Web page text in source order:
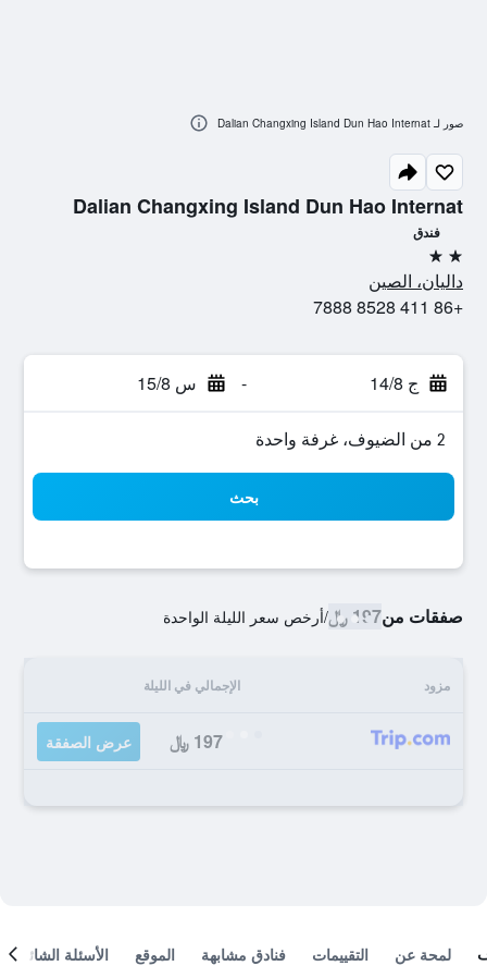
Dalian Changxing Island Dun Hao Internat
فندق
2 نجمتين
داليان، الصين
+86 411 8528 7888
ج 14/8 - س 15/8
2 من الضيوف، غرفة واحدة
بحث
صفقات من197 ﷼ /أرخص سعر الليلة الواحدة
مزود الإجمالي في الليلة
197 ﷼ عرض الصفقة
صور لـ Dalian Changxing Island Dun Hao Internat
لمحة عن التقييمات فنادق مشابهة الموقع الأسئلة الشائعة